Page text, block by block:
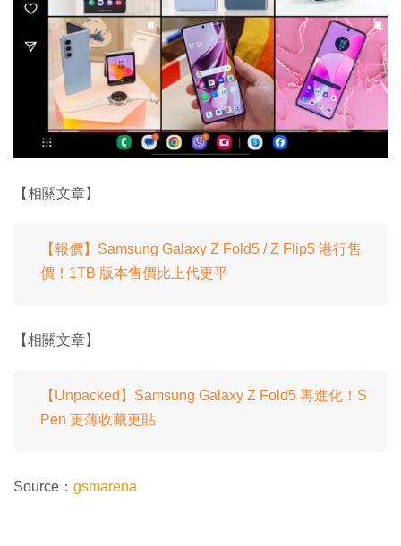
【相關文章】
【報價】Samsung Galaxy Z Fold5 / Z Flip5 港行售
價！1TB 版本售價比上代更平
【相關文章】
【Unpacked】Samsung Galaxy Z Fold5 再進化！S
Pen 更薄收藏更貼
Source： gsmarena